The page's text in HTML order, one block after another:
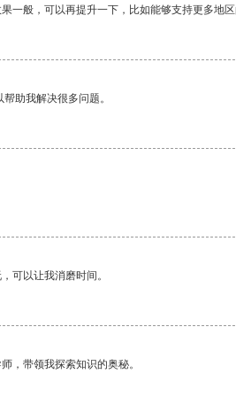
一般，可以再提升一下，比如能够支持更多地区
助我解决很多问题。
可以让我消磨时间。
，带领我探索知识的奥秘。